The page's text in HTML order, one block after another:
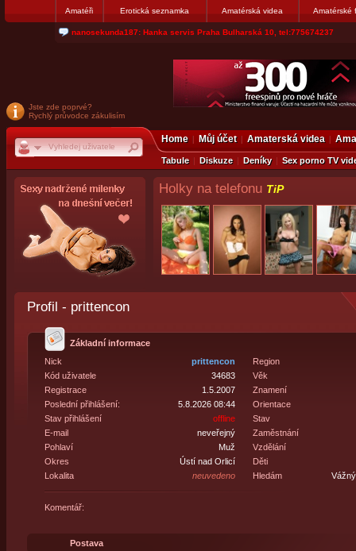
Amatéři Erotická seznamka Amatérská videa Amatérské
jjoseff: Najde se par, ktery nekdy přemýšlel o divákovi. Napiste
Jste zde poprvé?
Rychlý průvodce zákulisím
Home Můj účet Amaterská videa
Tabule Diskuze Deníky Sex porno TV
Holky na telefonu TiP
Profil - prittencon
Základní informace
Nick
prittencon
Kód uživatele
34683
Registrace
1.5.2007
Poslední přihlášení:
5.8.2026 08:44
Stav přihlášení
offline
E-mail
neveřejný
Pohlaví
Muž
Okres
Ústí nad Orlicí
Lokalita
neuvedeno
Region
Věk
Znamení
Orientace
Stav
Zaměstnání
Vzdělání
Děti
Hledám
Komentář:
Postava